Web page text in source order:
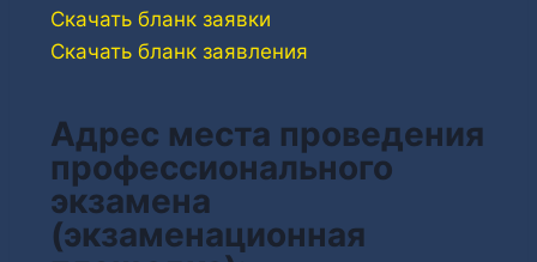
Скачать бланк заявки
Скачать бланк заявления
Адрес места проведения
профессионального
экзамена
(экзаменационная